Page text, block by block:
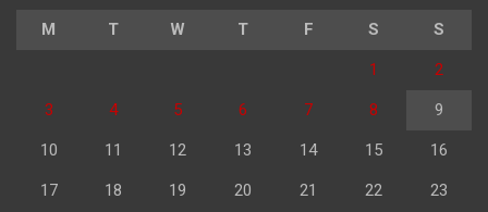
M T W T F S S
1 2
3 4 5 6 7 8 9
10 11 12 13 14 15 16
17 18 19 20 21 22 23